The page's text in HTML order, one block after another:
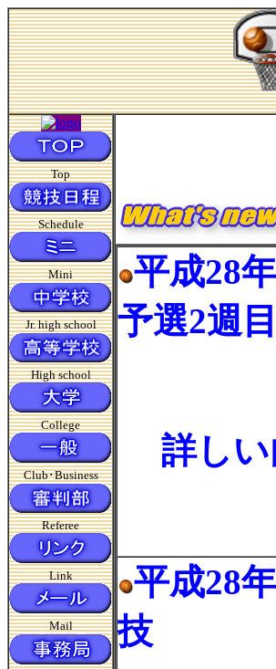
Top
Schedule
Mini
Jr. high school
High school
College
Club･Business
Referee
Link
Mail
平成28
予選2週
詳し
平成28
技